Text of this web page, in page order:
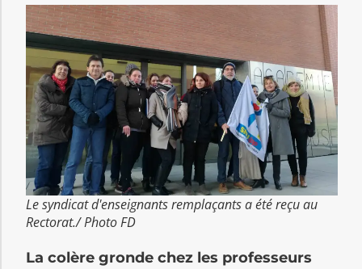
Le syndicat d'enseignants remplaçants a été reçu au
Rectorat./ Photo FD
La colère gronde chez les professeurs